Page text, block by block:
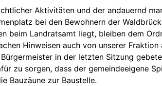
Aktivitäten und der andauernd
bei den Bewohnern der
beim Landratsamt liegt, bleiben dem
Hinweisen auch von unserer
in der letzten Sitzung
zu sorgen, dass der gemeindeeigene
Bauzäune zur Baustelle.